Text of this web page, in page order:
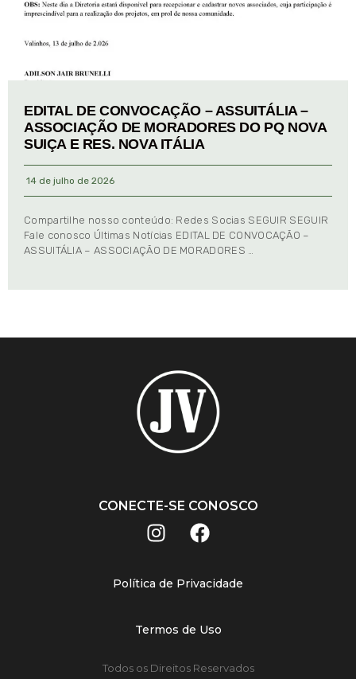
EDITAL DE CONVOCAÇÃO – ASSUITÁLIA –
ASSOCIAÇÃO DE MORADORES DO PQ NOVA
SUIÇA E RES. NOVA ITÁLIA
14 de julho de 2026
Compartilhe nosso conteúdo: Redes Socias SEGUIR SEGUIR
Fale conosco Últimas Notícias EDITAL DE CONVOCAÇÃO –
ASSUITÁLIA – ASSOCIAÇÃO DE MORADORES …
CONECTE-SE CONOSCO
Política de Privacidade
Termos de Uso
Todos os Direitos Reservados